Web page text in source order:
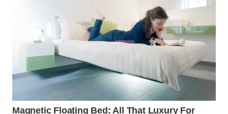
SUKABUMI
WN
PURWAKARTA
PRIANGAN